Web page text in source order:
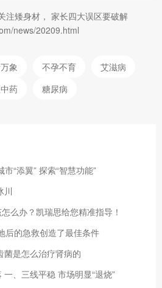
注矮身材， 家长四大误区要破解
news/20209.html
象 不孕不育
艾滋病
药
糖尿病
“添翼” 探索“智慧功能”
川
么办？凯瑞思给您精准指导！
后的急救创造了最佳条件
菌是怎么治疗肾病的
、三线平稳 市场明显“退烧”